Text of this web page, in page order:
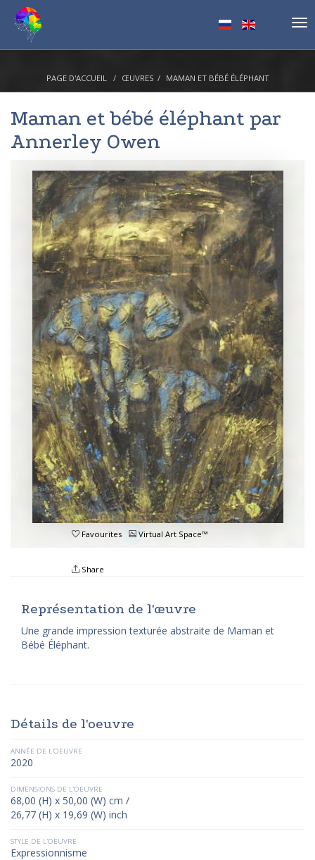
PAGE D'ACCUEIL ŒUVRES MAMAN ET BÉBÉ ÉLÉPHANT
Maman et bébé éléphant par
Annerley Owen
Favourites Virtual Art Space™
Share
Représentation de l'œuvre
Une grande impression texturée abstraite de Maman et
Bébé Éléphant.
Détails de l'oeuvre
ANNÉE DE L'OEUVRE
2020
DIMENSIONS DE L'OEUVRE
68,00 (H) x 50,00 (W) cm /
26,77 (H) x 19,69 (W) inch
STYLE DE L'OEUVRE
Expressionnisme